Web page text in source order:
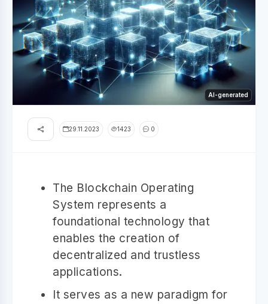
AI-generated
29.11.2023 1423 0
The Blockchain Operating
System represents a
foundational technology that
enables the creation of
decentralized and trustless
applications.
It serves as a new paradigm for